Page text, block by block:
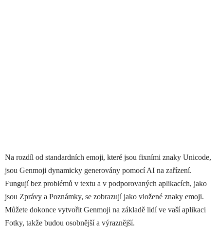
Na rozdíl od standardních emoji, které jsou fixními znaky Unicode,
jsou Genmoji dynamicky generovány pomocí AI na zařízení.
Fungují bez problémů v textu a v podporovaných aplikacích, jako
jsou Zprávy a Poznámky, se zobrazují jako vložené znaky emoji.
Můžete dokonce vytvořit Genmoji na základě lidí ve vaší aplikaci
Fotky, takže budou osobnější a výraznější.